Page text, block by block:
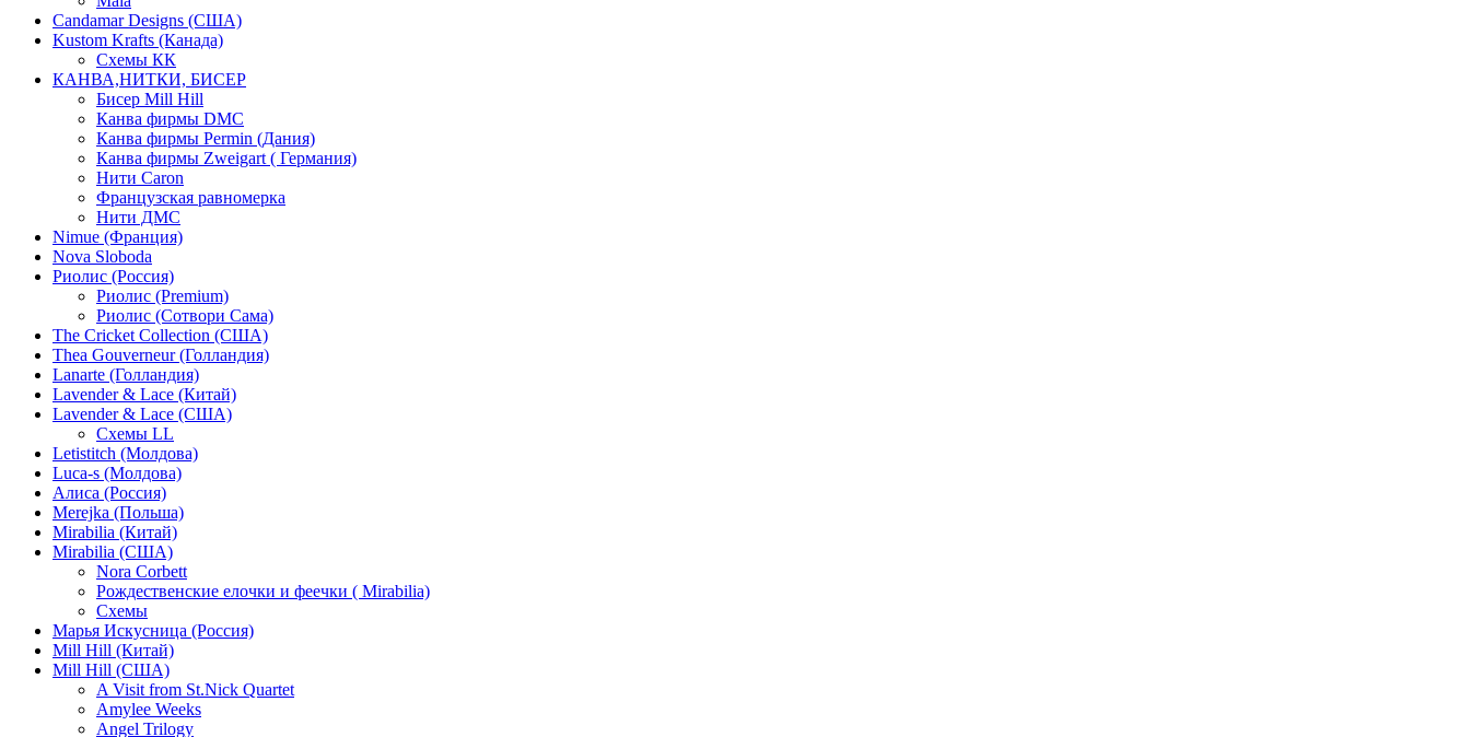
Candamar Designs (США)
Kustom Krafts (Канада)
Схемы КК
КАНВА,НИТКИ, БИСЕР
Бисер Mill Hill
Канва фирмы DMC
Канва фирмы Permin (Дания)
Канва фирмы Zweigart ( Германия)
Нити Caron
Французская равномерка
Нити ДМС
Nimue (Франция)
Nova Sloboda
Риолис (Россия)
Риолис (Premium)
Риолис (Сотвори Сама)
The Cricket Collection (США)
Thea Gouverneur (Голландия)
Lanarte (Голландия)
Lavender & Lace (Китай)
Lavender & Lace (США)
Схемы LL
Letistitch (Молдова)
Luca-s (Молдова)
Алиса (Россия)
Merejka (Польша)
Mirabilia (Китай)
Mirabilia (США)
Nora Corbett
Рождественские елочки и феечки ( Mirabilia)
Схемы
Марья Искусница (Россия)
Mill Hill (Китай)
Mill Hill (США)
A Visit from St.Nick Quartet
Amylee Weeks
Angel Trilogy